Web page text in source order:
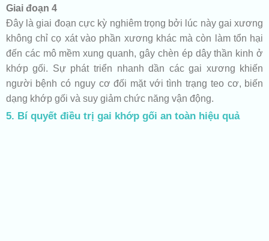
Giai đoạn 4
Đây là giai đoạn cực kỳ nghiêm trọng bởi lúc này gai xương
không chỉ cọ xát vào phần xương khác mà còn làm tổn hại
đến các mô mềm xung quanh, gây chèn ép dây thần kinh ở
khớp gối. Sự phát triển nhanh dần các gai xương khiến
người bệnh có nguy cơ đối mặt với tình trạng teo cơ, biến
dạng khớp gối và suy giảm chức năng vận động.
5. Bí quyết điều trị gai khớp gối an toàn hiệu quả